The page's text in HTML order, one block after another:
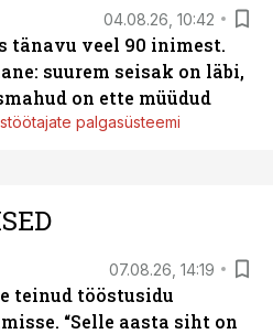
04.08.26, 10:42
tänavu veel 90 inimest.
suurem seisak on läbi,
on ette müüdud
palgasüsteemi
07.08.26, 14:19
teinud tööstusidu
“Selle aasta siht on